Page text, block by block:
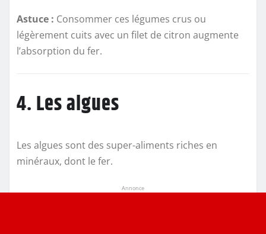
Astuce : Consommer ces légumes crus ou
légèrement cuits avec un filet de citron augmente
l’absorption du fer.
4. Les algues
Les algues sont des super-aliments riches en
minéraux, dont le fer.
Annonce